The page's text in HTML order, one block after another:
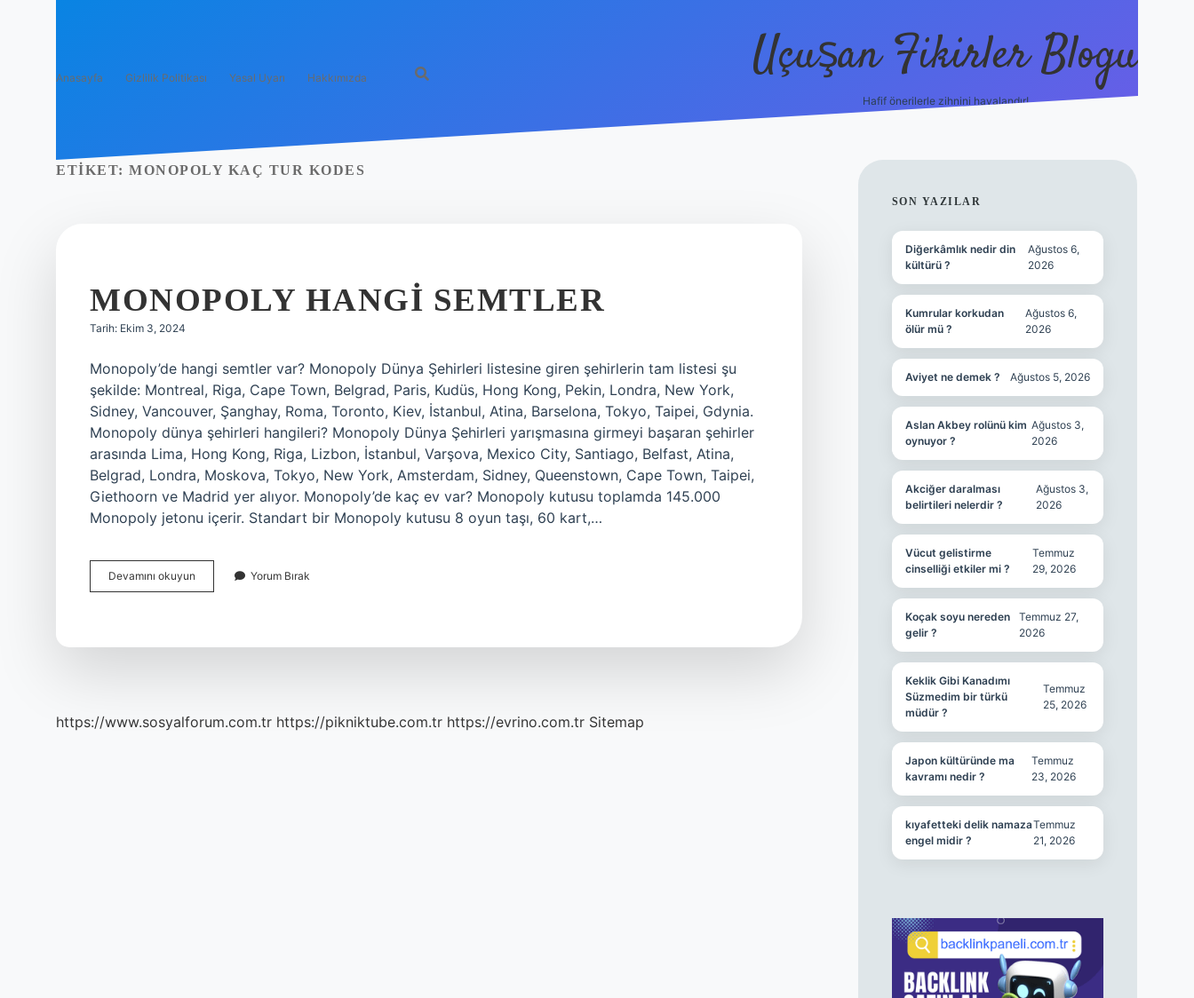
Anasayfa Gizlilik Politikası Yasal Uyarı Hakkımızda Uçuşan Fikirler Blogu
Hafif önerilerle zihnini havalandır!
ETIKET: MONOPOLY KAÇ TUR KODES
MONOPOLY HANGI SEMTLER
Tarih: Ekim 3, 2024
Monopoly’de hangi semtler var? Monopoly Dünya Şehirleri listesine giren şehirlerin tam listesi şu
şekilde: Montreal, Riga, Cape Town, Belgrad, Paris, Kudüs, Hong Kong, Pekin, Londra, New York,
Sidney, Vancouver, Şanghay, Roma, Toronto, Kiev, İstanbul, Atina, Barselona, ​​​​​​Tokyo, Taipei, Gdynia.
Monopoly dünya şehirleri hangileri? Monopoly Dünya Şehirleri yarışmasına girmeyi başaran şehirler
arasında Lima, Hong Kong, Riga, Lizbon, İstanbul, Varşova, Mexico City, Santiago, Belfast, Atina,
Belgrad, Londra, Moskova, Tokyo, New York, Amsterdam, Sidney, Queenstown, Cape Town, Taipei,
Giethoorn ve Madrid yer alıyor. Monopoly’de kaç ev var? Monopoly kutusu toplamda 145.000
Monopoly jetonu içerir. Standart bir Monopoly kutusu 8 oyun taşı, 60 kart,…
Devamını okuyun Monopoly
Hangi
Yorum Bırak
https://www.sosyalforum.com.tr https://pikniktube.com.tr https://evrino.com.tr Sitemap
SIDEBAR
SON YAZILAR
Diğerkâmlık nedir din
kültürü ?
Ağustos 6,
2026
Kumrular korkudan
ölür mü ?
Ağustos 6,
2026
Aviyet ne demek ? Ağustos 5, 2026
Aslan Akbey rolünü kim
oynuyor ?
Ağustos 3,
2026
Akciğer daralması
belirtileri nelerdir ?
Ağustos 3,
2026
Vücut gelistirme
cinselliği etkiler mi ?
Temmuz
29, 2026
Koçak soyu nereden
gelir ?
Temmuz 27,
2026
Keklik Gibi Kanadımı
Süzmedim bir türkü
müdür ?
Temmuz
25, 2026
Japon kültüründe ma
kavramı nedir ?
Temmuz
23, 2026
kıyafetteki delik namaza
engel midir ?
Temmuz
21, 2026
hiltonbet güncel giriş